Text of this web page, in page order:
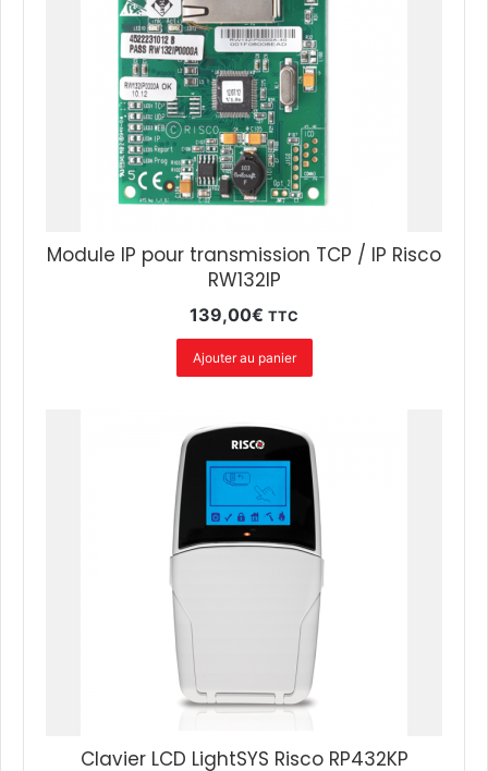
Module IP pour transmission TCP / IP Risco
RW132IP
139,00€ TTC
Ajouter au panier
Clavier LCD LightSYS Risco RP432KP